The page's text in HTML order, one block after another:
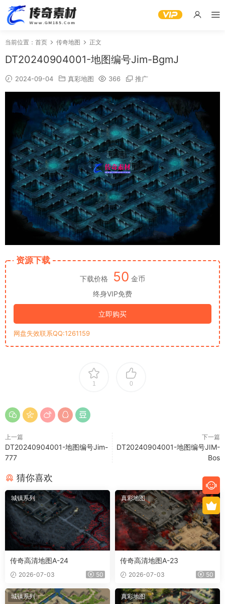
当前位置： 首页 传奇地图 正文
DT20240904001-地图编号Jim-BgmJ
2024-09-04 真彩地图 366 推广
资源下载
下载价格 50 金币
终身VIP免费
立即购买
网盘失效联系QQ:1261159
1 0
上一篇
DT20240904001-地图编号Jim-
777
下一篇
DT20240904001-地图编号JIM-
Bos
猜你喜欢
城镇系列
传奇高清地图A-24
2026-07-03 50
真彩地图
传奇高清地图A-23
2026-07-03 50
城镇系列 真彩地图